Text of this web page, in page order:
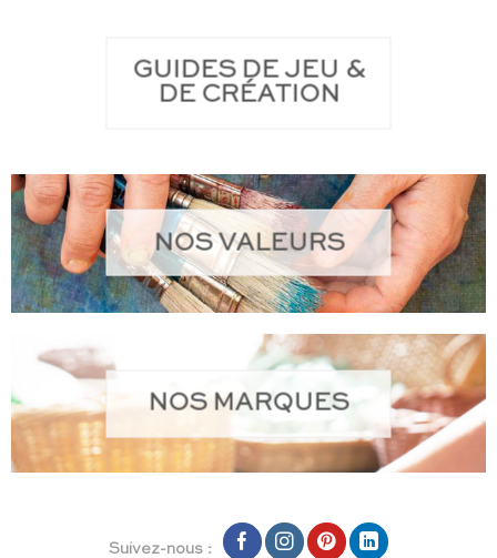
GUIDES DE JEU &
DE CRÉATION
NOS VALEURS
NOS MARQUES
Suivez-nous :